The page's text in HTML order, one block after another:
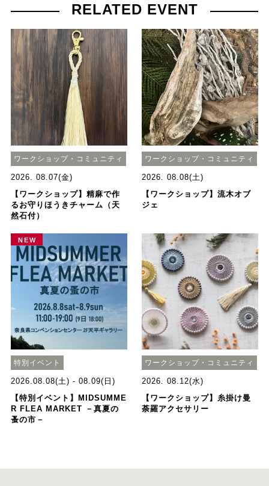
RELATED EVENT
ワークショップ・コミュニティ
2026. 08.07(金)
【ワークショップ】精麻で作
るお守りほうきチャーム（天
然石付）
ワークショップ・コミュニティ
2026. 08.08(土)
【ワークショップ】流木オブ
ジェ
NEW
特別イベント
2026.08.08(土) - 08.09(日)
【特別イベント】MIDSUMME
R FLEA MARKET －真夏の
蚤の市－
ワークショップ・コミュニティ
2026. 08.12(水)
【ワークショップ】糸掛け曼
荼羅アクセサリー